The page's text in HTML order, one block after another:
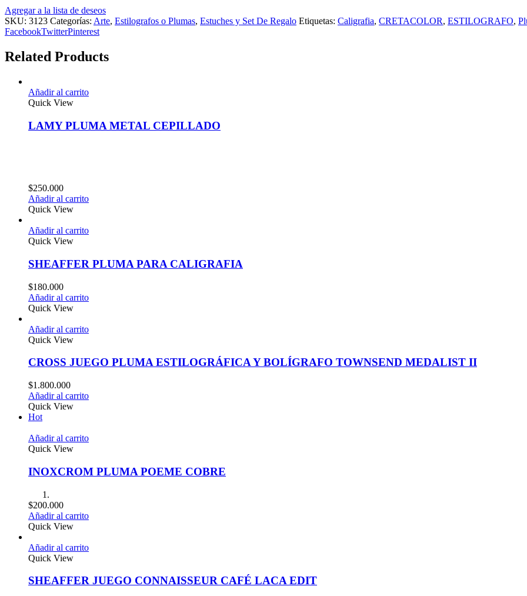
Agregar a la lista de deseos
SKU: 3123 Categorías: Arte, Estilografos o Plumas, Estuches y Set De Regalo Etiquetas: Caligrafia, CRETACOLOR, ESTILOGRAFO,
FacebookTwitterPinterest
Related Products
Añadir al carrito
Quick View
LAMY PLUMA METAL CEPILLADO
$250.000
Añadir al carrito
Quick View
Añadir al carrito
Quick View
SHEAFFER PLUMA PARA CALIGRAFIA
$180.000
Añadir al carrito
Quick View
Añadir al carrito
Quick View
CROSS JUEGO PLUMA ESTILOGRÁFICA Y BOLÍGRAFO TOWNSEND MEDALIST II
$1.800.000
Añadir al carrito
Quick View
Hot
Añadir al carrito
Quick View
INOXCROM PLUMA POEME COBRE
$200.000
Añadir al carrito
Quick View
Añadir al carrito
Quick View
SHEAFFER JUEGO CONNAISSEUR CAFÉ LACA EDIT